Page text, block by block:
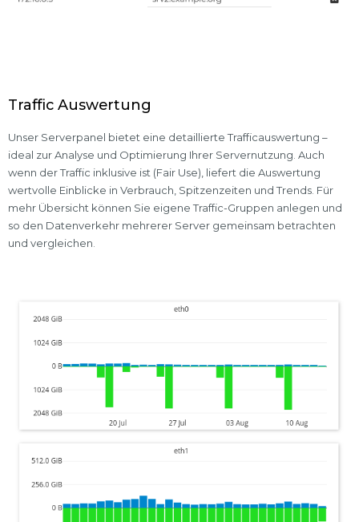
Traffic Auswertung
Unser Serverpanel bietet eine detaillierte Trafficauswertung –
ideal zur Analyse und Optimierung Ihrer Servernutzung. Auch
wenn der Traffic inklusive ist (Fair Use), liefert die Auswertung
wertvolle Einblicke in Verbrauch, Spitzenzeiten und Trends. Für
mehr Übersicht können Sie eigene Traffic-Gruppen anlegen und
so den Datenverkehr mehrerer Server gemeinsam betrachten
und vergleichen.